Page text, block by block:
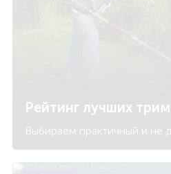
Рейтинг лучших
Выбираем практичный и не